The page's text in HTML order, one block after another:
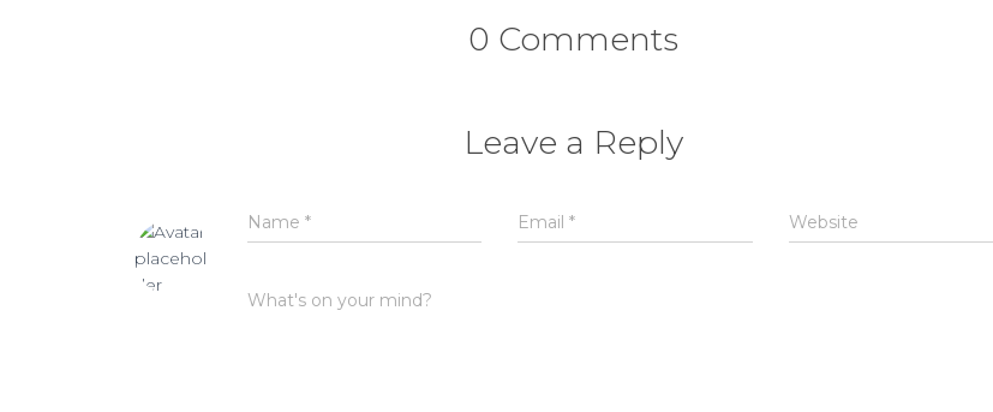
0 Comments
Leave a Reply
Name * Email* Website
What's on your mind?